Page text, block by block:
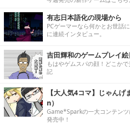
有志日本語化の現場から
PCゲーマーなら何かとお世話
に連続インタビュー。
吉田輝和のゲームプレイ
もはやゲムスパの顔！どこか
記
【大人気4コマ】じゃん
n）
Game*Sparkの一大コンテン
発売中！